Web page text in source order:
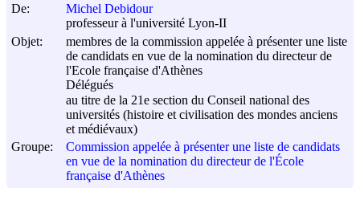
De:
Michel Debidour
professeur à l'université Lyon-II
Objet:
membres de la commission appelée à présenter une liste
de candidats en vue de la nomination du directeur de
l'Ecole française d'Athènes
Délégués
au titre de la 21e section du Conseil national des
universités (histoire et civilisation des mondes anciens
et médiévaux)
Groupe:
Commission appelée à présenter une liste de candidats
en vue de la nomination du directeur de l'École
française d'Athènes